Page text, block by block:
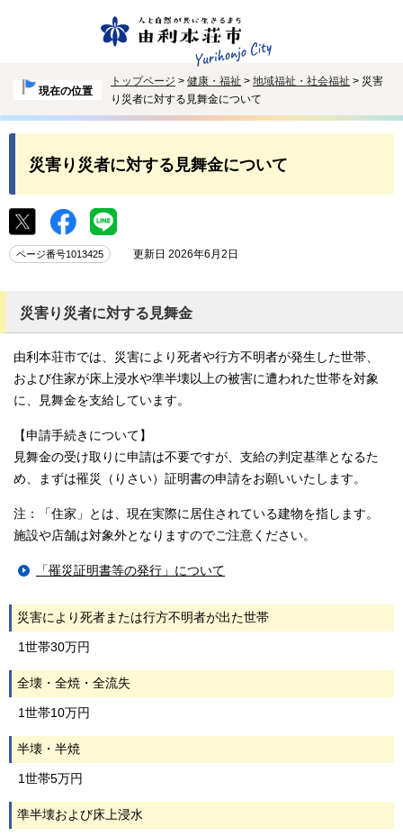
現在の位置
トップページ > 健康・福祉 > 地域福祉・社会福祉 > 災害
り災者に対する見舞金について
災害り災者に対する見舞金について
ページ番号1013425 更新日 2026年6月2日
災害り災者に対する見舞金
由利本荘市では、災害により死者や行方不明者が発生した世帯、
および住家が床上浸水や準半壊以上の被害に遭われた世帯を対象
に、見舞金を支給しています。
【申請手続きについて】
見舞金の受け取りに申請は不要ですが、支給の判定基準となるた
め、まずは罹災（りさい）証明書の申請をお願いいたします。
注：「住家」とは、現在実際に居住されている建物を指します。
施設や店舗は対象外となりますのでご注意ください。
「罹災証明書等の発行」について
災害により死者または行方不明者が出た世帯
1世帯30万円
全壊・全焼・全流失
1世帯10万円
半壊・半焼
1世帯5万円
準半壊および床上浸水